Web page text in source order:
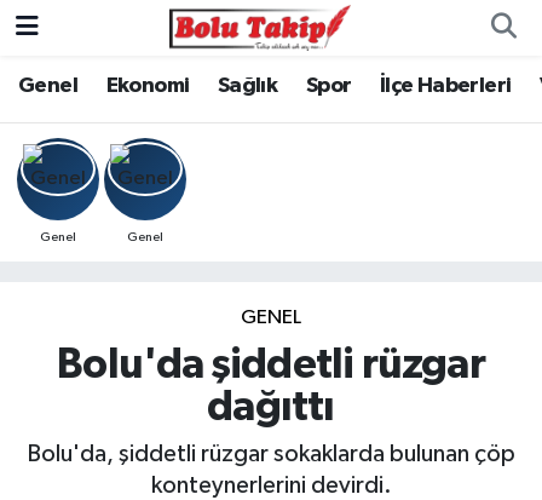
Genel Ekonomi Sağlık Spor İlçe Haberleri
Genel Genel
GENEL
Bolu'da şiddetli rüzgar
dağıttı
Bolu'da, şiddetli rüzgar sokaklarda bulunan çöp
konteynerlerini devirdi.